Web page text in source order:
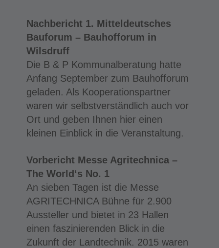
Nachbericht 1. Mitteldeutsches
Bauforum – Bauhofforum in
Wilsdruff
Die B & P Kommunalberatung hatte
Anfang September zum Bauhofforum
geladen. Als Kooperationspartner
waren wir selbstverständlich auch vor
Ort und geben Ihnen hier einen
kleinen Einblick in die Veranstaltung.
Vorbericht Messe Agritechnica –
The World‘s No. 1
An sieben Tagen ist die Messe
AGRITECHNICA Bühne für 2.900
Aussteller und bietet in 23 Hallen
einen faszinierenden Blick in die
Zukunft der Landtechnik. 2015 waren